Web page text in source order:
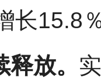
长15.8
放。